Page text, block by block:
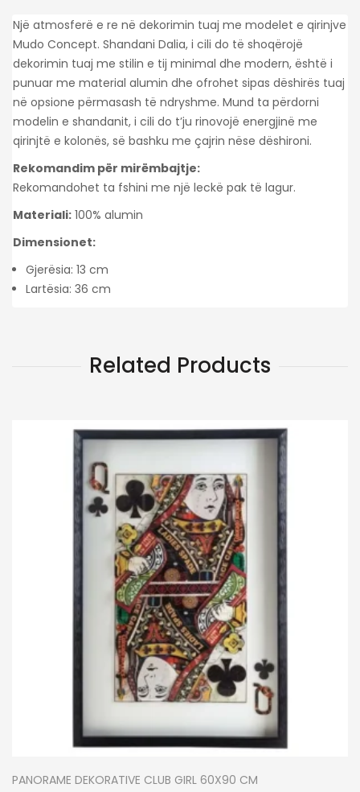
Një atmosferë e re në dekorimin tuaj me modelet e qirinjve
Mudo Concept. Shandani Dalia, i cili do të shoqërojë
dekorimin tuaj me stilin e tij minimal dhe modern, është i
punuar me material alumin dhe ofrohet sipas dëshirës tuaj
në opsione përmasash të ndryshme. Mund ta përdorni
modelin e shandanit, i cili do t’ju rinovojë energjinë me
qirinjtë e kolonës, së bashku me çajrin nëse dëshironi.
Rekomandim për mirëmbajtje:
Rekomandohet ta fshini me një leckë pak të lagur.
Materiali: 100% alumin
Dimensionet:
Gjerësia: 13 cm
Lartësia: 36 cm
Related Products
PANORAME DEKORATIVE CLUB GIRL 60X90 CM